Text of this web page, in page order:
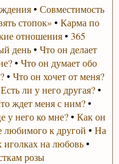
• Совместимость
стопок» • Карма по
отношения•365
день• Что он делает
•Что он думает обо
• Что он хочет от меня?
Есть ли у него другая?•
ждет меня с ним?•
у него ко мне?• Как он
к другой • На
иголках на любовь•
розы